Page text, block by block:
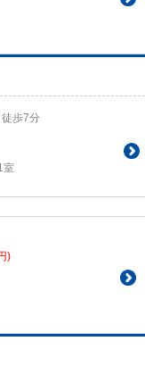
徒歩7分
室
)